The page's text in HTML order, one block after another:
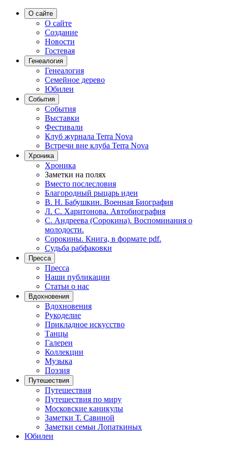
О сайте
О сайте
Создание
Новости
Гостевая
Генеалогия
Генеалогия
Семейное дерево
Юбилеи
События
События
Выставки
Фестивали
Клуб журнала Terra Nova
Встречи вне клуба Terra Nova
Хроника
Хроника
Заметки на полях
Вместо послесловия
Благородный рыцарь идеи
В. Н. Бабушкин. Военная Биография
Л. С. Харитонова. Автобиография
С. Андреева (Сорокина). Воспоминания о
молодости.
Сорокины. Книга, в формате pdf.
Судьба рабфаковки
Пресса
Пресса
Наши публикации
Статьи о нас
Вдохновения
Вдохновения
Рукоделие
Прикладное искусство
Танцы
Галереи
Коллекции
Музыка
Поэзия
Путешествия
Путешествия
Путешествия по миру
Московские каникулы
Заметки Т. Савиной
Заметки семьи Лопаткиных
Юбилеи